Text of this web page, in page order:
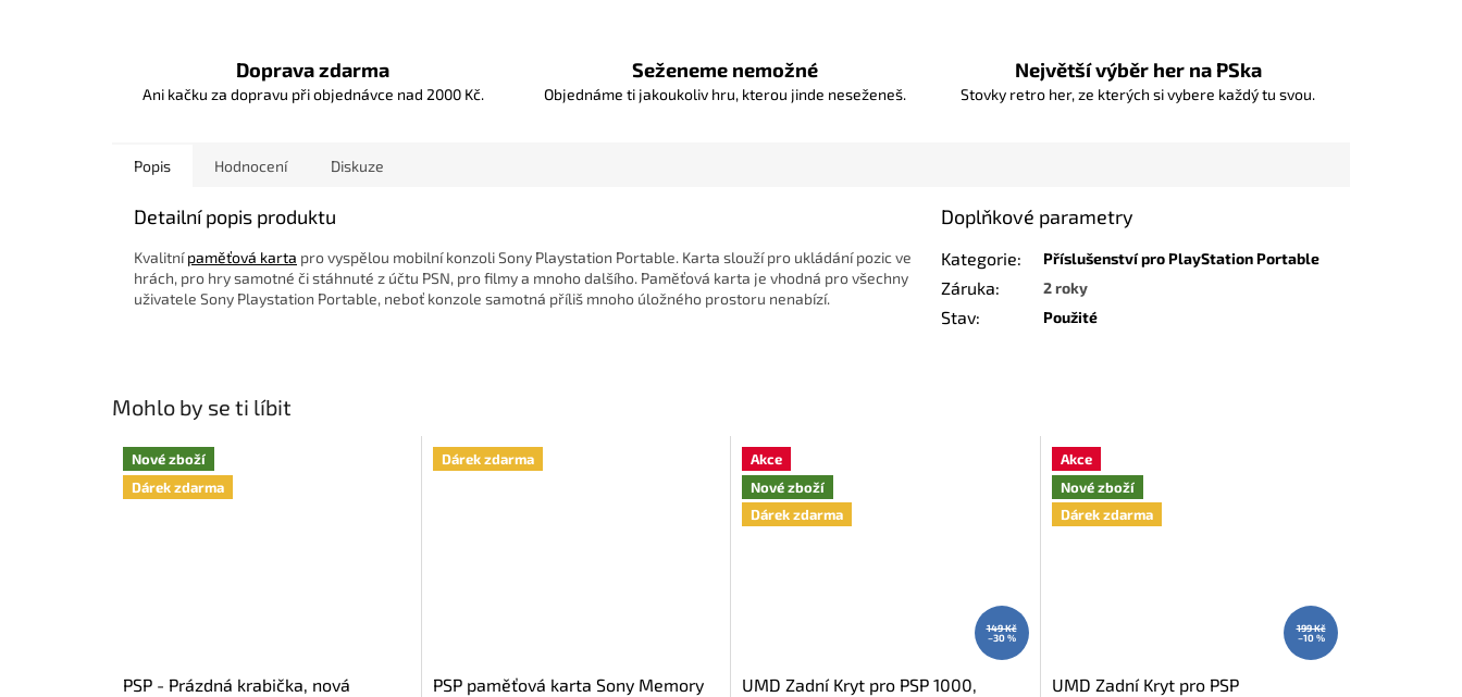
Doprava zdarma
Ani kačku za dopravu při objednávce nad 2000 Kč.
Seženeme nemožné
Objednáme ti jakoukoliv hru, kterou jinde neseženeš.
Největší výběr her na PSka
Stovky retro her, ze kterých si vybere každý tu svou.
Mohlo by se ti líbit
Nové zboží
Dárek zdarma
PSP - Prázdná krabička, nová
Dárek zdarma
PSP paměťová karta Sony Memory
Akce
Nové zboží
Dárek zdarma
149 Kč
–30 %
UMD Zadní Kryt pro PSP 1000,
Akce
Nové zboží
Dárek zdarma
199 Kč
–10 %
UMD Zadní Kryt pro PSP
Popis Hodnocení Diskuze
Detailní popis produktu
Kvalitnípaměťová karta pro vyspělou mobilní konzoli Sony Playstation Portable. Karta slouží pro ukládání pozic ve
hrách, pro hry samotné či stáhnuté z účtu PSN, pro filmy a mnoho dalšího. Paměťová karta je vhodná pro všechny
uživatele Sony Playstation Portable, neboť konzole samotná příliš mnoho úložného prostoru nenabízí.
Doplňkové parametry
Kategorie: Příslušenství pro PlayStation Portable
Záruka: 2 roky
Stav: Použité